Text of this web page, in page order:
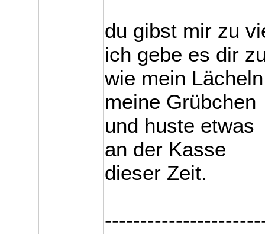
du gibst mir zu
ich gebe es dir
wie mein Lächeln
meine Grübchen
und huste etwas
an der Kasse
dieser Zeit.